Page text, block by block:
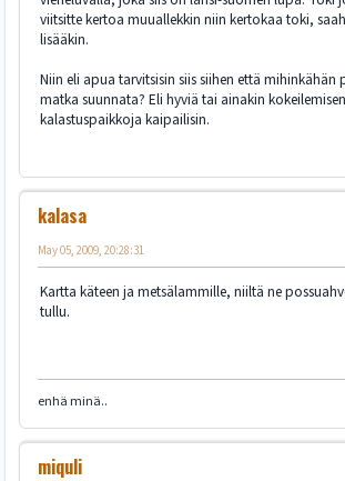
viitsitte kertoa muuallekkin niin kertokaa toki,
lisääkin.
Niin eli apua tarvitsisin siis siihen että mihinkähän
matka suunnata? Eli hyviä tai ainakin
kalastuspaikkoja kaipailisin.
kalasa
May 05, 2009, 20:28:31
Kartta käteen ja metsälammille, niiltä ne
tullu.
enhä minä..
miquli